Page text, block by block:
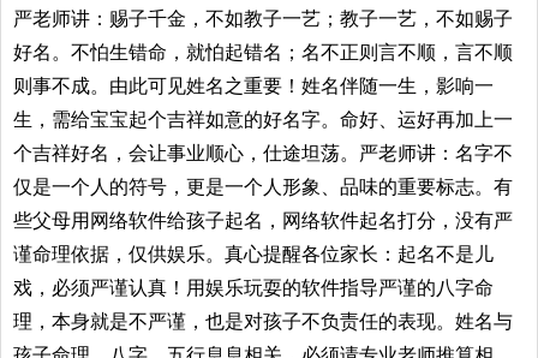
严老师讲：赐子千金，不如教子一艺；教子一艺，不如赐子
好名。不怕生错命，就怕起错名；名不正则言不顺，言不顺
则事不成。由此可见姓名之重要！姓名伴随一生，影响一
生，需给宝宝起个吉祥如意的好名字。命好、运好再加上一
个吉祥好名，会让事业顺心，仕途坦荡。严老师讲：名字不
仅是一个人的符号，更是一个人形象、品味的重要标志。有
些父母用网络软件给孩子起名，网络软件起名打分，没有严
谨命理依据，仅供娱乐。真心提醒各位家长：起名不是儿
戏，必须严谨认真！用娱乐玩耍的软件指导严谨的八字命
理，本身就是不严谨，也是对孩子不负责任的表现。姓名与